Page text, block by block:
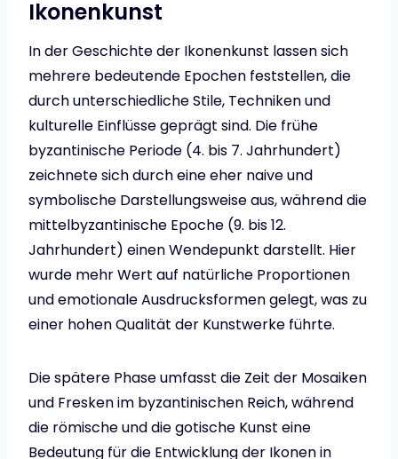
Ikonenkunst
In der Geschichte der Ikonenkunst lassen sich
mehrere bedeutende Epochen feststellen, die
durch unterschiedliche Stile, Techniken und
kulturelle Einflüsse geprägt sind. Die frühe
byzantinische Periode (4. bis 7. Jahrhundert)
zeichnete sich durch eine eher naive und
symbolische Darstellungsweise aus, während die
mittelbyzantinische Epoche (9. bis 12.
Jahrhundert) einen Wendepunkt darstellt. Hier
wurde mehr Wert auf natürliche Proportionen
und emotionale Ausdrucksformen gelegt, was zu
einer hohen Qualität der Kunstwerke führte.
Die spätere Phase umfasst die Zeit der Mosaiken
und Fresken im byzantinischen Reich, während
die römische und die gotische Kunst eine
Bedeutung für die Entwicklung der Ikonen in